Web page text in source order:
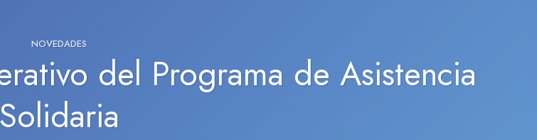
NOVEDADES
del Programa de Asistencia
Solidaria